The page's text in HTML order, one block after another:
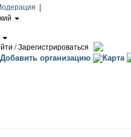
|
/ Зарегистрироваться
Добавить организацию Карта